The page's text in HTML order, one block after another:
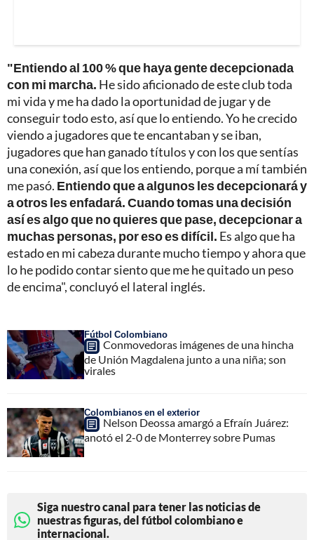
"Entiendo al 100 % que haya gente decepcionada
con mi marcha. He sido aficionado de este club toda
mi vida y me ha dado la oportunidad de jugar y de
conseguir todo esto, así que lo entiendo. Yo he crecido
viendo a jugadores que te encantaban y se iban,
jugadores que han ganado títulos y con los que sentías
una conexión, así que los entiendo, porque a mí también
me pasó. Entiendo que a algunos les decepcionará y
a otros les enfadará. Cuando tomas una decisión
así es algo que no quieres que pase, decepcionar a
muchas personas, por eso es difícil. Es algo que ha
estado en mi cabeza durante mucho tiempo y ahora que
lo he podido contar siento que me he quitado un peso
de encima", concluyó el lateral inglés.
Fútbol Colombiano
Conmovedoras imágenes de una hincha
de Unión Magdalena junto a una niña; son
virales
Colombianos en el exterior
Nelson Deossa amargó a Efraín Juárez:
anotó el 2-0 de Monterrey sobre Pumas
Siga nuestro canal para tener las noticias de
nuestras figuras, del fútbol colombiano e
internacional.